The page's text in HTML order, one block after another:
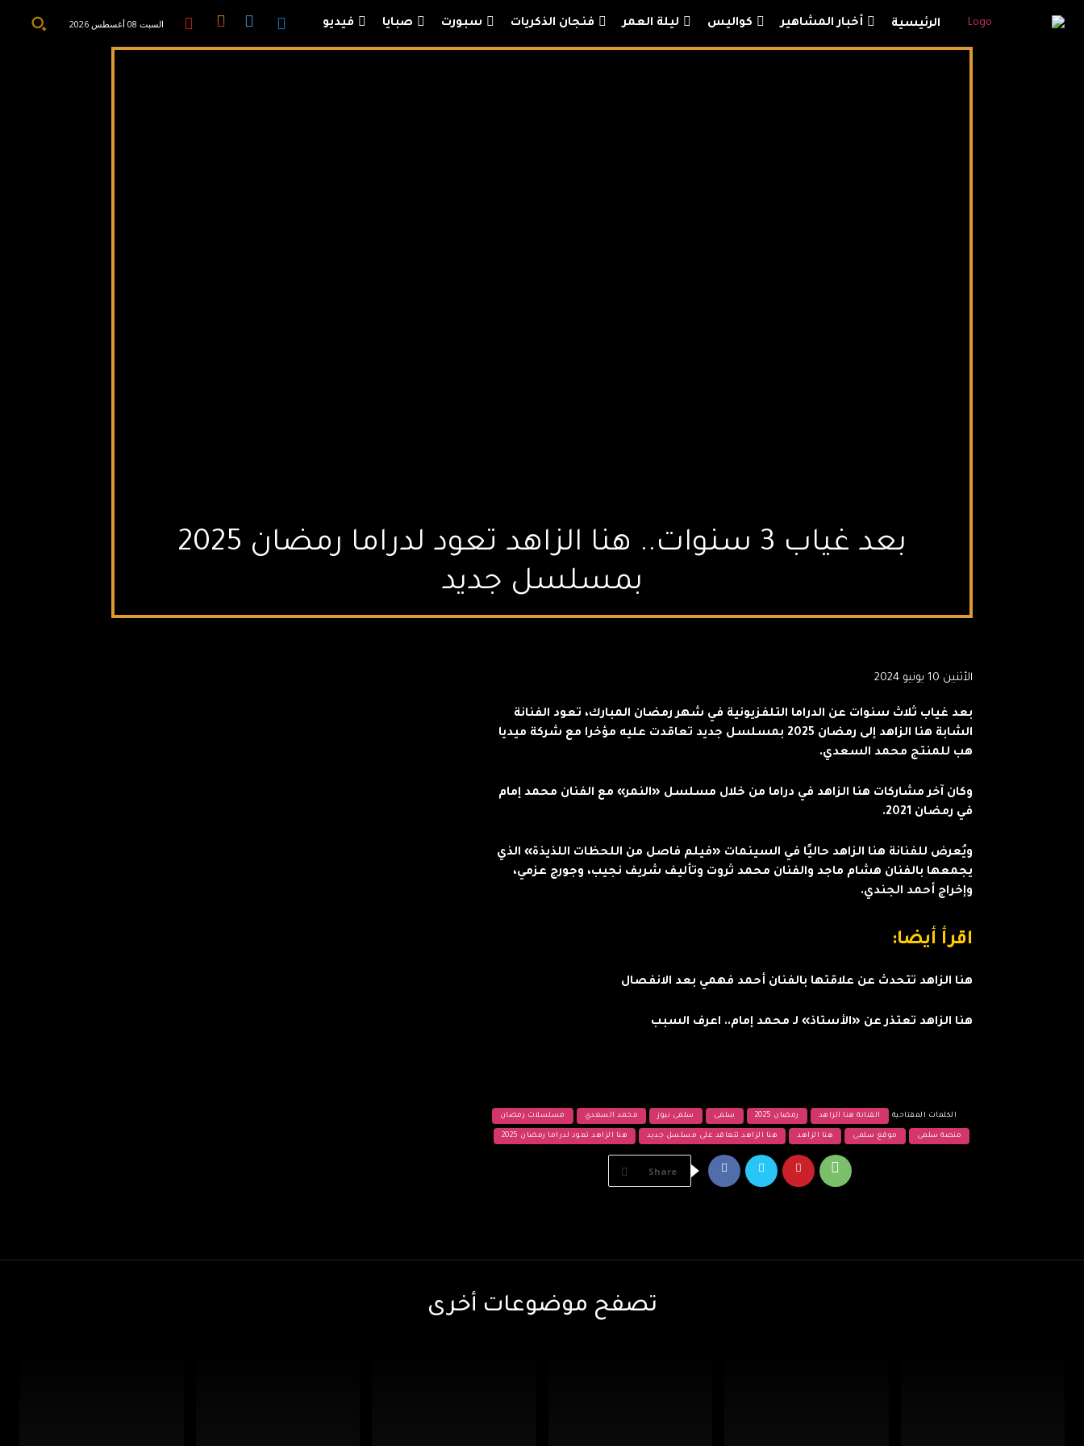
الرئيسية أخبار المشاهير كواليس ليلة العمر فنجان الذكريات سبورت صبايا فيديو السبت 08 أغسطس 2026
بعد غياب 3 سنوات.. هنا الزاهد تعود لدراما رمضان 2025
بمسلسل جديد
الأثنين 10 يونيو 2024
بعد غياب ثلاث سنوات عن الدراما التلفزيونية في شهر رمضان المبارك، تعود الفنانة
الشابة هنا الزاهد إلى رمضان 2025 بمسلسل جديد تعاقدت عليه مؤخرا مع شركة ميديا
هب للمنتج محمد السعدي.
وكان آخر مشاركات هنا الزاهد في دراما من خلال مسلسل «النمر» مع الفنان محمد إمام
في رمضان 2021.
ويُعرض للفنانة هنا الزاهد حاليًا في السينمات «فيلم فاصل من اللحظات اللذيذة» الذي
يجمعها بالفنان هشام ماجد والفنان محمد ثروت وتأليف شريف نجيب، وجورج عزمي،
وإخراج أحمد الجندي.
اقرأ أيضا:
هنا الزاهد تتحدث عن علاقتها بالفنان أحمد فهمي بعد الانفصال
هنا الزاهد تعتذر عن «الأستاذ» لـ محمد إمام.. اعرف السبب
الكلمات المفتاحية الفنانة هنا الزاهد رمضان 2025 سلمى سلمى نيوز محمد السعدي مسلسلات رمضان
منصة سلمى موقع سلمى هنا الزاهد هنا الزاهد تتعاقد على مسلسل جديد هنا الزاهد تعود لدراما رمضان 2025
Share
تصفح موضوعات أخرى